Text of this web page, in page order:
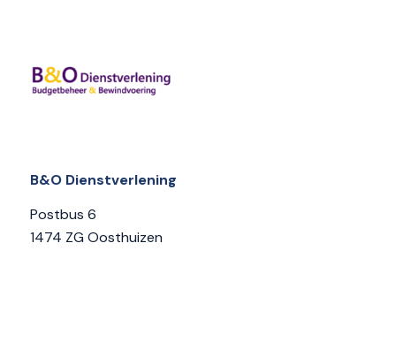
B&O Dienstverlening
Postbus 6
1474 ZG Oosthuizen